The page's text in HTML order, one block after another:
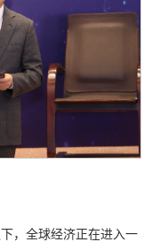
，全球经济正在进入一